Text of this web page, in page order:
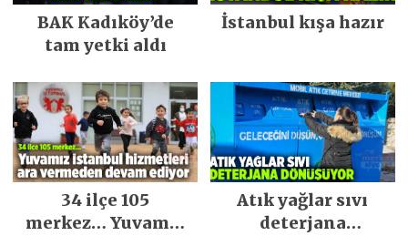
BAK Kadıköy’de
tam yetki aldı
İstanbul kışa hazır
34 ilçe 105
merkez… Yuvamız
Atık yağlar sıvı
deterjana